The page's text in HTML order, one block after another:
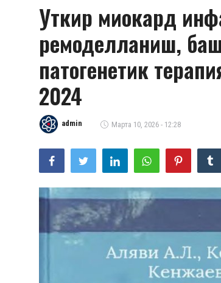
Архив журналов Узбекистана
Контакты
Стратегический план развития
Цифровые коллекции
История здравоохранения Узбекистана
Периодические издания
Уткир миокард
ремоделланиш,
патогенетик
2024
admin Марта 10, 2026 - 12:28